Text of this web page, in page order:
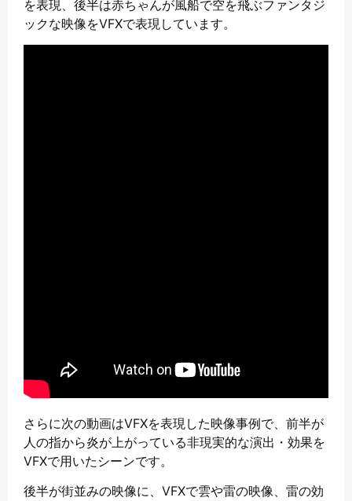
を表現、後半は赤ちゃんが風船で空を飛ぶファンタジ
ックな映像をVFXで表現しています。
さらに次の動画はVFXを表現した映像事例で、前半が
人の指から炎が上がっている非現実的な演出・効果を
VFXで用いたシーンです。
後半が街並みの映像に、VFXで雲や雷の映像、雷の効